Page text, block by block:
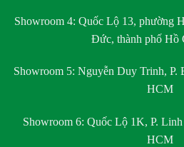
Showroom 4: Quốc Lộ 13, phường
Đức, thành phố Hồ
Showroom 5: Nguyễn Duy Trinh, P.
HCM
Showroom 6: Quốc Lộ 1K, P.
HCM